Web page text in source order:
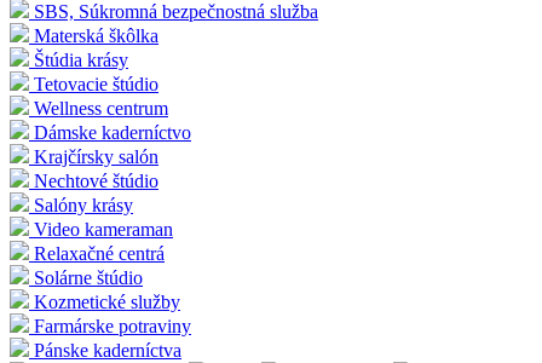
SBS, Súkromná bezpečnostná služba
Materská škôlka
Štúdia krásy
Tetovacie štúdio
Wellness centrum
Dámske kaderníctvo
Krajčírsky salón
Nechtové štúdio
Salóny krásy
Video kameraman
Relaxačné centrá
Solárne štúdio
Kozmetické služby
Farmárske potraviny
Pánske kaderníctva